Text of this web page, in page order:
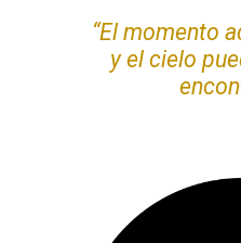
“El momento
y el cielo